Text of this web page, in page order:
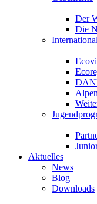
Der
Die
Aktuelles
News
Blog
Downloads